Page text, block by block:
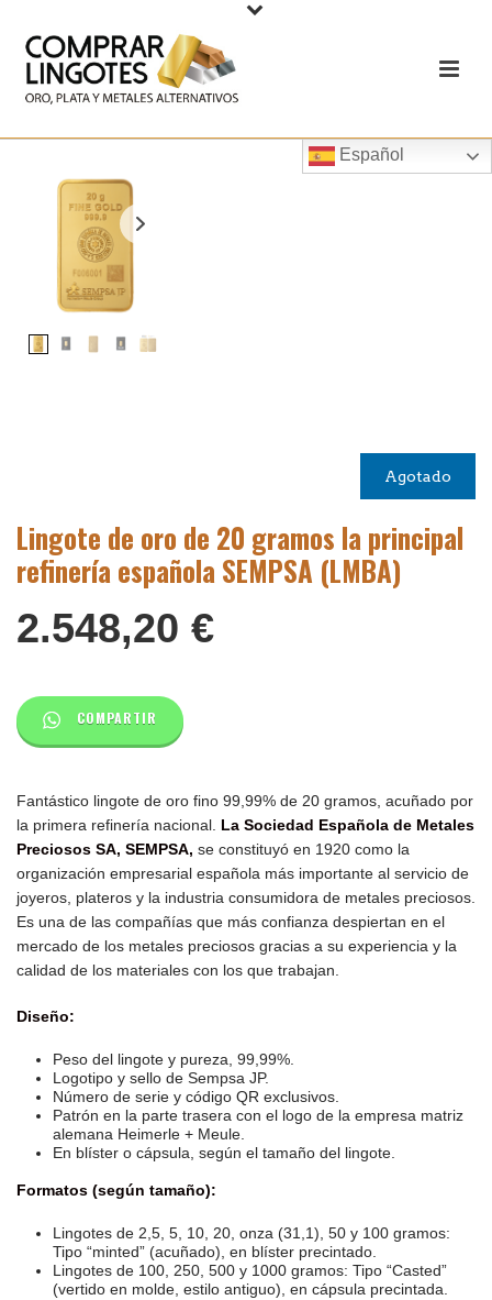
Español
Agotado
Lingote de oro de 20 gramos la principal
refinería española SEMPSA (LMBA)
2.548,20 €
COMPARTIR
Fantástico lingote de oro fino 99,99% de 20 gramos, acuñado por
la primera refinería nacional. La Sociedad Española de Metales
Preciosos SA, SEMPSA, se constituyó en 1920 como la
organización empresarial española más importante al servicio de
joyeros, plateros y la industria consumidora de metales preciosos.
Es una de las compañías que más confianza despiertan en el
mercado de los metales preciosos gracias a su experiencia y la
calidad de los materiales con los que trabajan.
Diseño:
Peso del lingote y pureza, 99,99%.
Logotipo y sello de Sempsa JP.
Número de serie y código QR exclusivos.
Patrón en la parte trasera con el logo de la empresa matriz
alemana Heimerle + Meule.
En blíster o cápsula, según el tamaño del lingote.
Formatos (según tamaño):
Lingotes de 2,5, 5, 10, 20, onza (31,1), 50 y 100 gramos:
Tipo “minted” (acuñado), en blíster precintado.
Lingotes de 100, 250, 500 y 1000 gramos: Tipo “Casted”
(vertido en molde, estilo antiguo), en cápsula precintada.